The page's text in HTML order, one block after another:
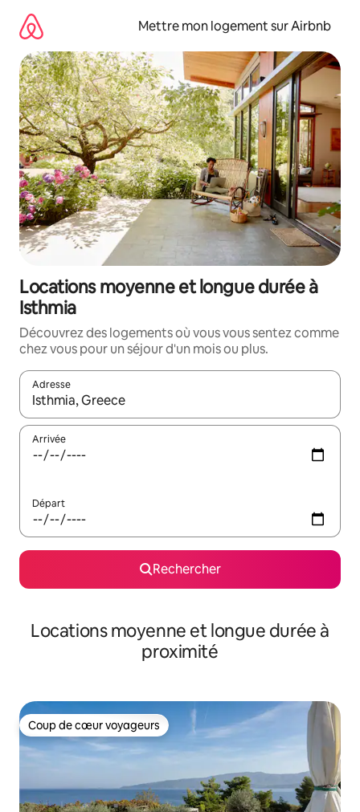
directement
contenu
Mettre mon logement sur Airbnb
Locations moyenne et longue durée à
Isthmia
Découvrez des logements où vous vous sentez comme
chez vous pour un séjour d'un mois ou plus.
Adresse
Lorsque les résultats s'affichent, utilisez les flèches vers le
Arrivée
Départ
Rechercher
Locations moyenne et longue durée à
proximité
Coup de cœur voyageurs
Coup de cœur voyageurs